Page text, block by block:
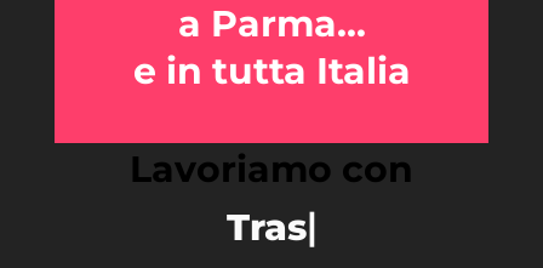
a Parma...
e in tutta Italia
Lavoriamo con
Trasparenza